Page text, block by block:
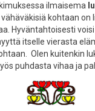
ilmaisema
kohtaan on
Hyväntahtoisesti
itselle vierasta
Olen kuitenkin
puhdasta vihaa ja